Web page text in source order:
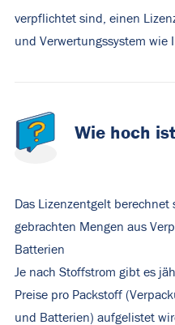
verpflichtet sind, einen
und Verwertungssystem wie
Wie hoch
Das Lizenzentgelt
gebrachten Mengen aus
Batterien
Je nach Stoffstrom gibt es
Preise pro Packstoff
und Batterien) aufgelistet